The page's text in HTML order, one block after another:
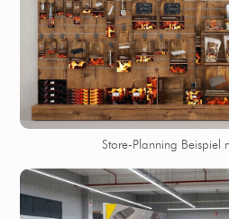
Store-Planning Beispiel